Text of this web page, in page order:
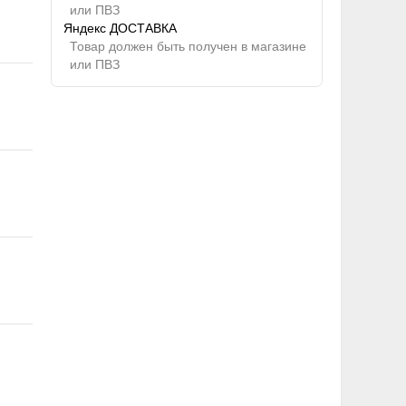
или ПВЗ
Яндекс ДОСТАВКА
Товар должен быть получен в магазине
или ПВЗ